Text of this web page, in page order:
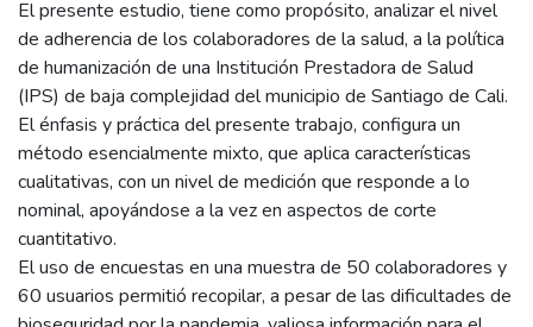
El presente estudio, tiene como propósito, analizar el nivel
de adherencia de los colaboradores de la salud, a la política
de humanización de una Institución Prestadora de Salud
(IPS) de baja complejidad del municipio de Santiago de Cali.
El énfasis y práctica del presente trabajo, configura un
método esencialmente mixto, que aplica características
cualitativas, con un nivel de medición que responde a lo
nominal, apoyándose a la vez en aspectos de corte
cuantitativo.
El uso de encuestas en una muestra de 50 colaboradores y
60 usuarios permitió recopilar, a pesar de las dificultades de